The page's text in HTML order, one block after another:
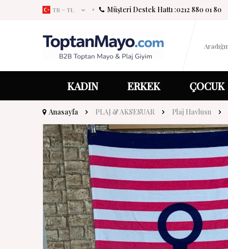
TR − TL Müşteri Destek Hattı :0212 880 01 80
KADIN ERKEK ÇOCUK
Anasayfa PLAJ & AKSESUAR Plaj Havlusu